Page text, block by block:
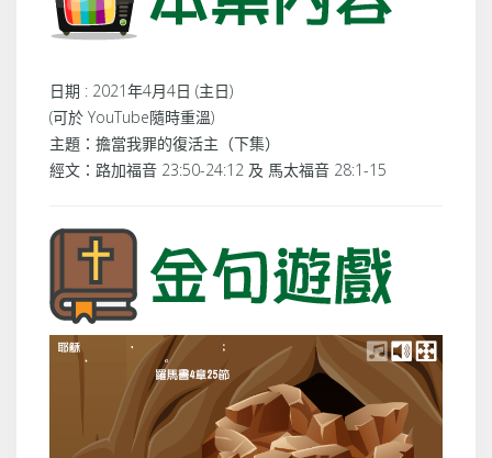
日期 : 2021年4月4日 (主日)
(可於 YouTube隨時重溫)
主題：擔當我罪的復活主（下集）
經文：路加福音 23:50-24:12 及 馬太福音 28:1-15